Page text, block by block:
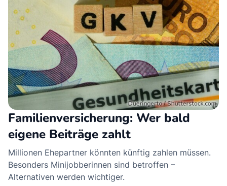
Familienversicherung: Wer bald
eigene Beiträge zahlt
Millionen Ehepartner könnten künftig zahlen müssen.
Besonders Minijobberinnen sind betroffen –
Alternativen werden wichtiger.